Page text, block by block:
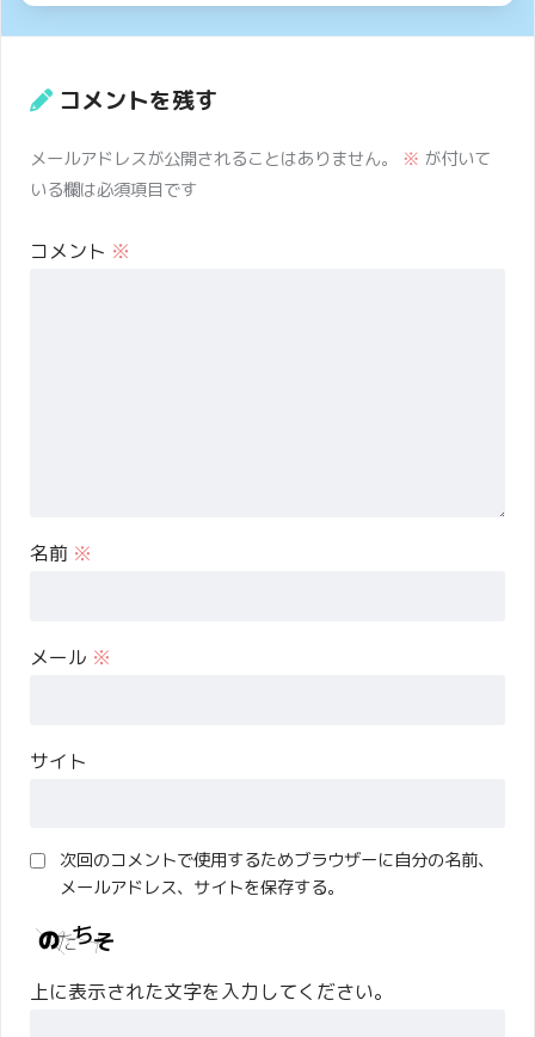
コメントを残す
メールアドレスが公開されることはありません。 ※ が付いて
いる欄は必須項目です
コメント ※
名前 ※
メール ※
サイト
次回のコメントで使用するためブラウザーに自分の名前、
メールアドレス、サイトを保存する。
上に表示された文字を入力してください。